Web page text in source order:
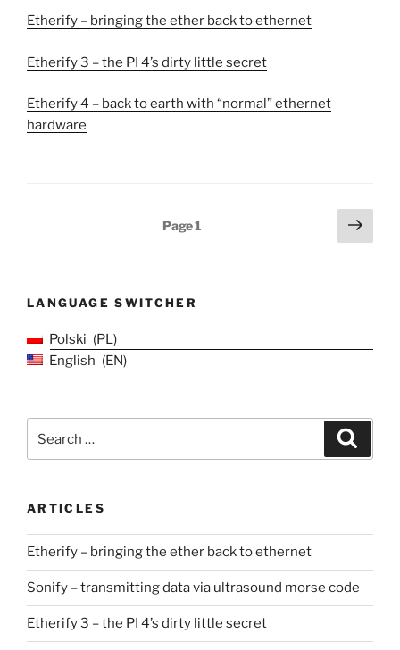
Etherify – bringing the ether back to ethernet
Etherify 3 – the PI 4’s dirty little secret
Etherify 4 – back to earth with “normal” ethernet
hardware
Page1
Next
page
LANGUAGE SWITCHER
Polski
PL
English
EN
for:
ARTICLES
Etherify – bringing the ether back to ethernet
Sonify – transmitting data via ultrasound morse code
Etherify 3 – the PI 4’s dirty little secret